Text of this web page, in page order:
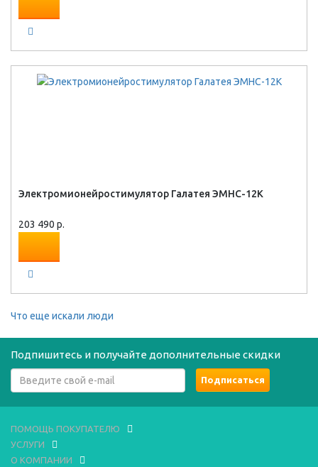
Электромионейростимулятор Галатея ЭМНС-12К
203 490 р.
Что еще искали люди
Подпишитесь и получайте дополнительные скидки
ПОМОЩЬ ПОКУПАТЕЛЮ
УСЛУГИ
О КОМПАНИИ